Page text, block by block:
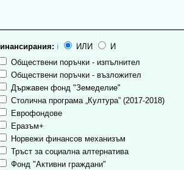
ℹ ИЛИ
И
Обществени поръчки - изпълнител
Обществени поръчки - възложител
Държавен фонд "Земеделие"
Столична програма „Култура” (2017-2018)
Еврофондове
Еразъм+
Норвежи финансов механизъм
Тръст за социална алтернатива
Фонд "Активни граждани"